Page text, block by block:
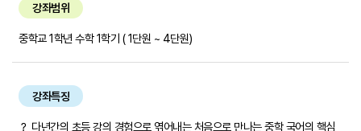
강좌범위
중학교 1학년 수학 1학기 ( 1단원 ~ 4단원)
강좌특징
？ 다년간의 초등 강의 경험으로 엮어내는 처음으로 만나는 중학 국어의 핵심